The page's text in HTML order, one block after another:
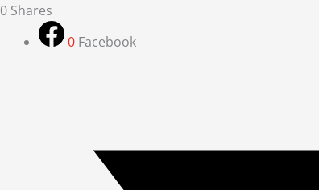
0 Shares
0 Facebook